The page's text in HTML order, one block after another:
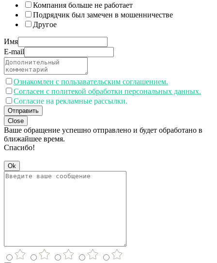
Компания больше не работает
Подрядчик был замечен в мошенничестве
Другое
Имя
E-mail
Ознакомлен с пользавательским соглашением.
Согласен с политекой обработки персональных данных.
Согласие на рекламные рассылки.
Отправить
Close
Ваше обращение успешно отправлено и будет обработано в
ближайшее время.
Спасибо!
Ok